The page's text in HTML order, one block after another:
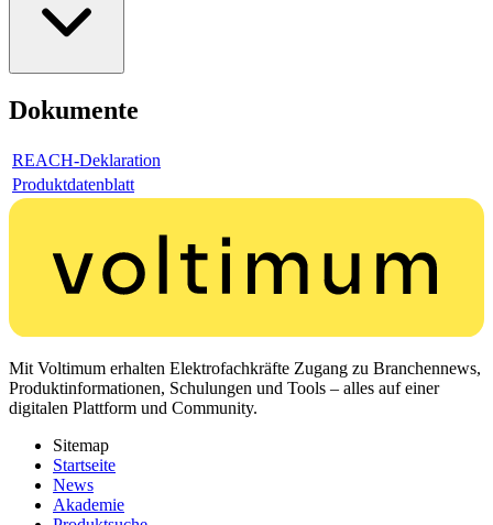
Dokumente
REACH-Deklaration
Produktdatenblatt
Mit Voltimum erhalten Elektrofachkräfte Zugang zu Branchennews,
Produktinformationen, Schulungen und Tools – alles auf einer
digitalen Plattform und Community.
Sitemap
Startseite
News
Akademie